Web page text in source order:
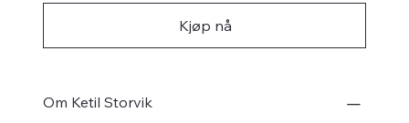
Kjøp nå
Om Ketil Storvik